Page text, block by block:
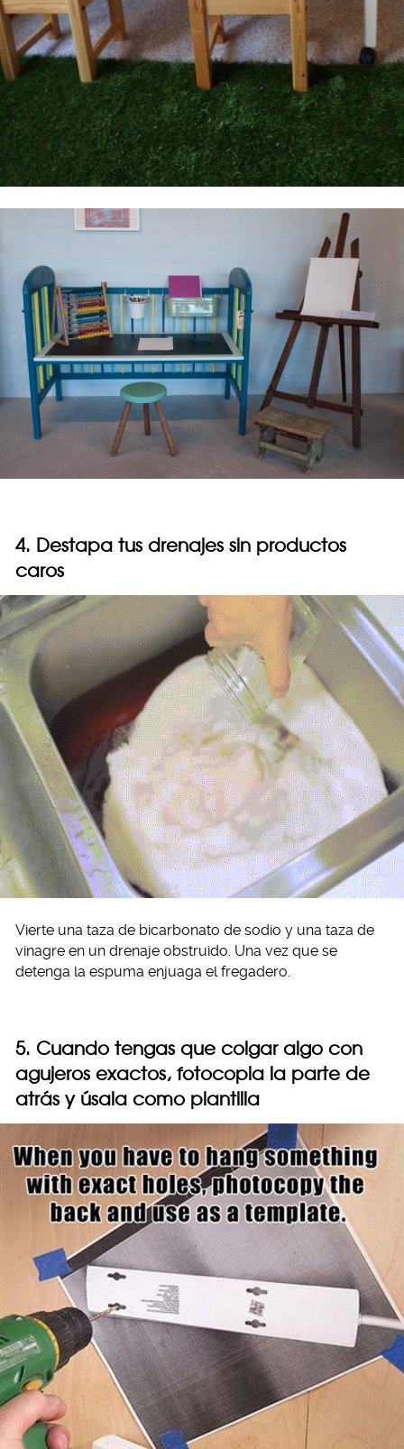
4. Destapa tus drenajes sin productos
caros
Vierte una taza de bicarbonato de sodio y una taza de
vinagre en un drenaje obstruido. Una vez que se
detenga la espuma enjuaga el fregadero.
5. Cuando tengas que colgar algo con
agujeros exactos, fotocopia la parte de
atrás y úsala como plantilla